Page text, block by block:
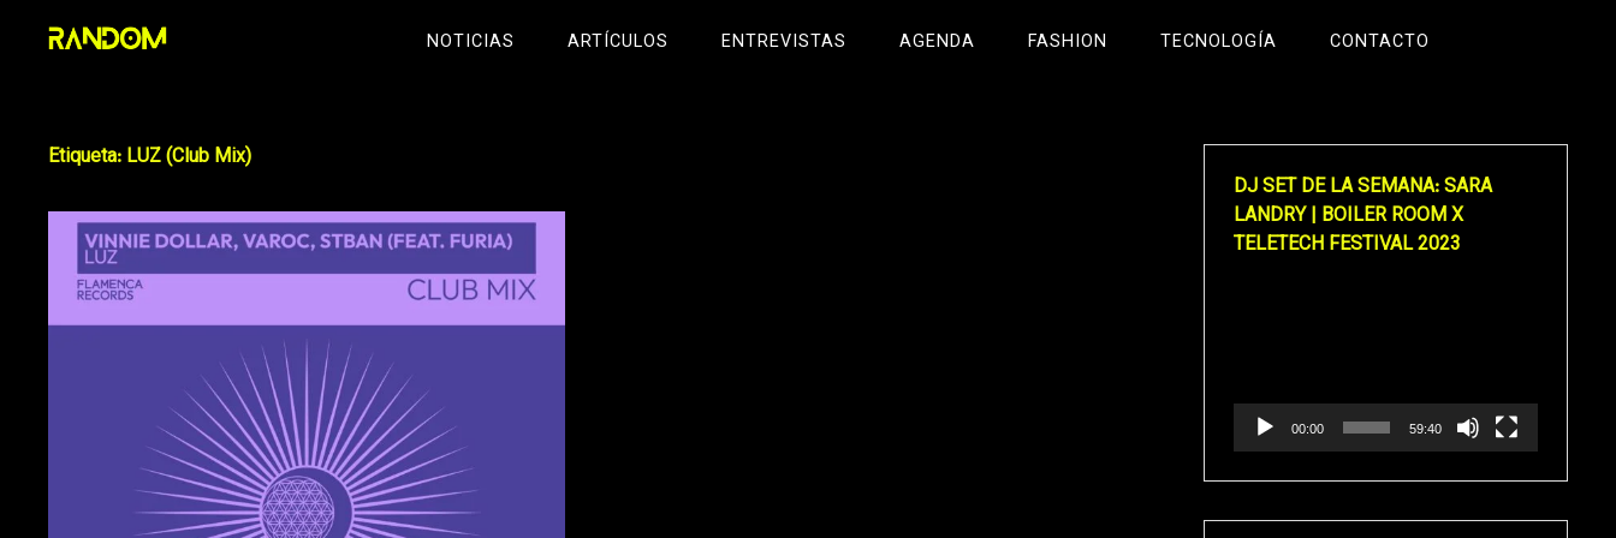
NOTICIAS ARTÍCULOS ENTREVISTAS AGENDA FASHION TECNOLOGÍA CONTACTO
Etiqueta: LUZ (Club Mix)
DJ SET DE LA SEMANA: SARA
LANDRY | BOILER ROOM X
TELETECH FESTIVAL 2023
00:00 59:40